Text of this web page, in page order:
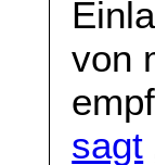
von
sagt